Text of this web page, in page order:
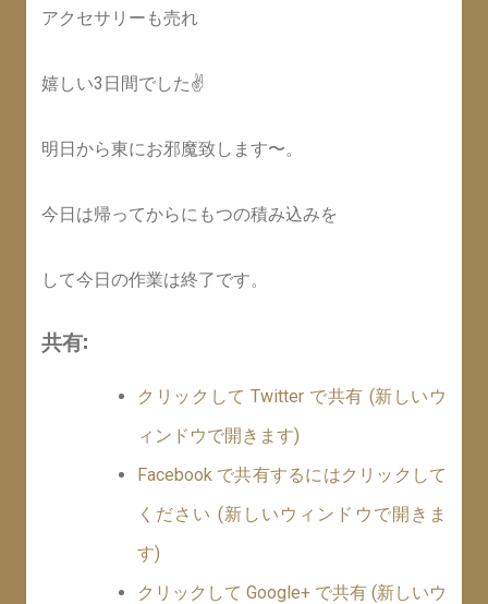
アクセサリーも売れ
嬉しい3日間でした✌️
明日から東にお邪魔致します〜。
今日は帰ってからにもつの積み込みを
して今日の作業は終了です。
共有:
クリックして Twitter で共有 (新しいウ
ィンドウで開きます)
Facebook で共有するにはクリックして
ください (新しいウィンドウで開きま
す)
クリックして Google+ で共有 (新しいウ